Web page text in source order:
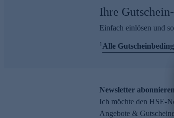
Ihre
Einfach einlösen und
1Alle
Newsletter
Ich möchte den HSE-
Angebote &